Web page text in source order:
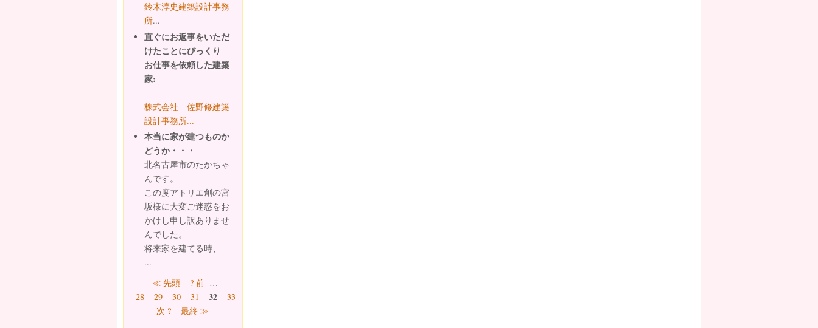
鈴木淳史建築設計事務
所...
直ぐにお返事をいただ
けたことにびっくり
お仕事を依頼した建築
家:
株式会社 佐野修建築
設計事務所...
本当に家が建つものか
どうか・・・
北名古屋市のたかちゃ
んです。
この度アトリエ創の宮
坂様に大変ご迷惑をお
かけし申し訳ありませ
んでした。
将来家を建てる時、
...
ページ≪ 先頭 ? 前 …
28
29 30 31 32 33
次 ?
最終 ≫